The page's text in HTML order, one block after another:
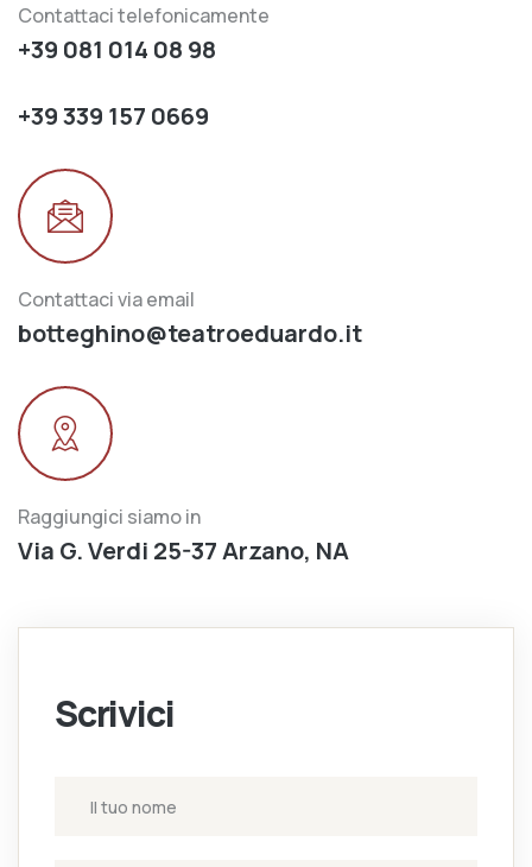
Contattaci telefonicamente
+39 081 014 08 98
+39 339 157 0669
Contattaci via email
botteghino@teatroeduardo.it
Raggiungici siamo in
Via G. Verdi 25-37 Arzano, NA
Scrivici